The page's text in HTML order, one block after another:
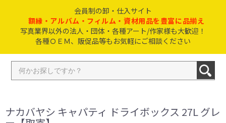
会員制の卸・仕入サイト
額縁・アルバム・フィルム・資材用品を豊富に品揃え
写真業界以外の法人・団体・各種アート/作家様も大歓迎！
各種ＯＥＭ、販促品等もお気軽にご相談ください
ナカバヤシ キャパティ ドライボックス 27L グレ